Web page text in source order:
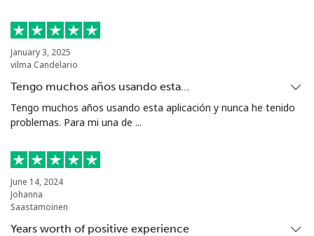
Norfolk Island
All
North Korea
All
country
⁦73.9¢⁩
Norway
January 3, 2025
vilma Candelario
Tengo muchos años usando esta…
Tengo muchos años usando esta aplicación y nunca he tenido
problemas. Para mi una de ...
June 14, 2024
Johanna
Saastamoinen
Years worth of positive experience